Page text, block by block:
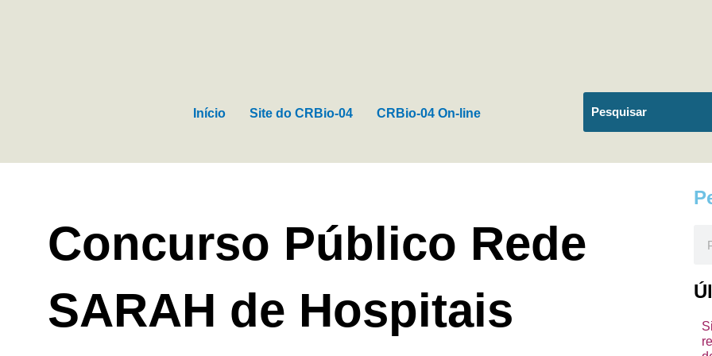
Início Site do CRBio-04 CRBio-04 On-line
Concurso Público Rede
SARAH de Hospitais